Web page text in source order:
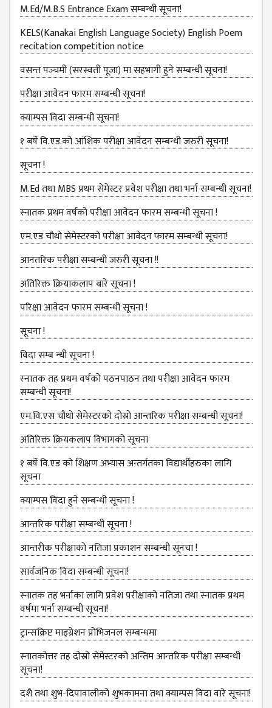
ASSESSMENT
TEAM (SAT)
INTERNAL
QUALITY
ASSURANCE
COMMITTEE
(IQAC)
SCHOLARSHIP
& STUDENTS
ASSISTANCE
COMMITTEE
EMIS UNIT
RESEARCH
MANAGEMENT
CELL
EDUCATIONAL
CONSULTANT
OTHER
COMMITTEE &
CELL
EXAMINATION
MANAGEMENT
COMMITTEE
LIBRARY
MANAGEMENT
COMMITTEE
COMPUTER
MANAGEMENT
CELL
PRACTICE
TEACHING
MANAGEMENT
DEPARTMENT
ECA
DEPARTMENT
NEPALI
DEPARTMENT
ENGLISH
DEPARTMENT
HUMANITIES &
M.Ed/M.B.S Entrance Exam सम्बन्धी सूचना!
KELS(Kanakai English Language Society) English Poem
recitation competition notice
वसन्त पञ्‍चमी (सरस्वती पूजा) मा सहभागी हुने सम्बन्धी सूचना!
परीक्षा आवेदन फारम सम्बन्धी सूचना!
क्याम्पस विदा सम्बन्धी सूचना!
१ बर्षे वि.एड.को आंशिक परीक्षा आवेदन सम्बन्धी जरुरी सूचना!
सूचना !
M.Ed तथा MBS प्रथम सेमेस्टर प्रवेश परीक्षा तथा भर्ना सम्बन्धी सूचना!
स्नातक प्रथम वर्षको परीक्षा आवेदन फारम सम्बन्धी सूचना !
एम.एड चौथो सेमेस्‍टरको परीक्षा आवेदन फारम सम्बन्धी सूचना!
आनतरिक परीक्षा सम्बन्धी जरुरी सूचना !!
अतिरिक्त क्रियाकलाप बारे सूचना !
परिक्षा आवेदन फारम सम्बन्धी सूचना !
सूचना !
विदा सम्ब न्धी सूचना !
स्‍नातक तह प्रथम वर्षको पठनपाठन तथा परीक्षा आवेदन फारम
सम्बन्धी सूचना!
एम.वि.एस चौथो सेमेस्‍टरको दोस्रो आन्तरिक परीक्षा सम्बन्धी सूचना!
अतिरिक्त क्रियकलाप विभागको सूचना
१ बर्षे वि.एड को शिक्षण अभ्यास अन्तर्गतका विद्यार्थीहरुका लागि
सूचना
क्याम्पस विदा हुने सम्बन्धी सूचना !
आन्‍तरिक परीक्षा सम्बन्धी सूचना !
आन्तरीक परीक्षाको नतिजा प्रकाशन सम्बन्धी सूनचा !
सार्वजनिक विदा सम्बन्धी सूचना!
स्नातक तह भर्नाका लागि प्रवेश परीक्षाको नतिजा तथा स्नातक प्रथम
वर्षमा भर्ना सम्बन्धी सूचना!
ट्रान्सक्रिप्ट माइग्रेशन प्रोभिजनल सम्बन्धमा
स्नातकोत्तर तह दोस्रो सेमेस्टरको अन्तिम आन्तरिक परीक्षा सम्बन्धी
सूचना!
दशै तथा शुभ-दिपावालीको शुभकामना तथा क्याम्पस विदा वारे सूचना!